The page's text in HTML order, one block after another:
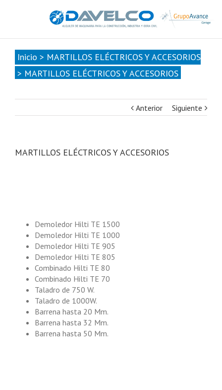
Inicio > MARTILLOS ELÉCTRICOS Y ACCESORIOS
> MARTILLOS ELÉCTRICOS Y ACCESORIOS
Anterior Siguiente
MARTILLOS ELÉCTRICOS Y ACCESORIOS
Demoledor Hilti TE 1500
Demoledor Hilti TE 1000
Demoledor Hilti TE 905
Demoledor Hilti TE 805
Combinado Hilti TE 80
Combinado Hilti TE 70
Taladro de 750 W.
Taladro de 1000W.
Barrena hasta 20 Mm.
Barrena hasta 32 Mm.
Barrena hasta 50 Mm.